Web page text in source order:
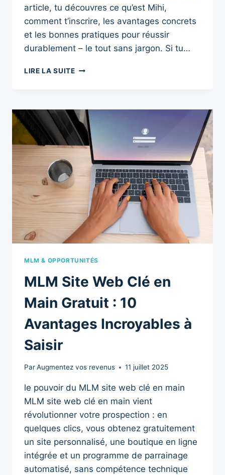
article, tu découvres ce qu’est Mihi,
comment t’inscrire, les avantages concrets
et les bonnes pratiques pour réussir
durablement – le tout sans jargon. Si tu…
LIRE LA SUITEMIHI
GUIDE
COMPLET
2025
POUR
DÉMARRER
RÉUSSIR
MLM & OPPORTUNITÉS
MLM Site Web Clé en
Main Gratuit : 10
Avantages Incroyables à
Saisir
ParAugmentez vos revenus 11 juillet 2025
le pouvoir du MLM site web clé en main
MLM site web clé en main vient
révolutionner votre prospection : en
quelques clics, vous obtenez gratuitement
un site personnalisé, une boutique en ligne
intégrée et un programme de parrainage
automatisé, sans compétence technique